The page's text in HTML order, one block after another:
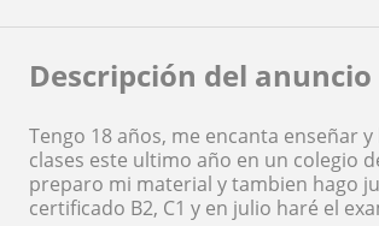
Descripción del anuncio
Tengo 18 años, me encanta enseñar
clases este ultimo año en un colegio
preparo mi material y tambien hago
certificado B2, C1 y en julio haré el